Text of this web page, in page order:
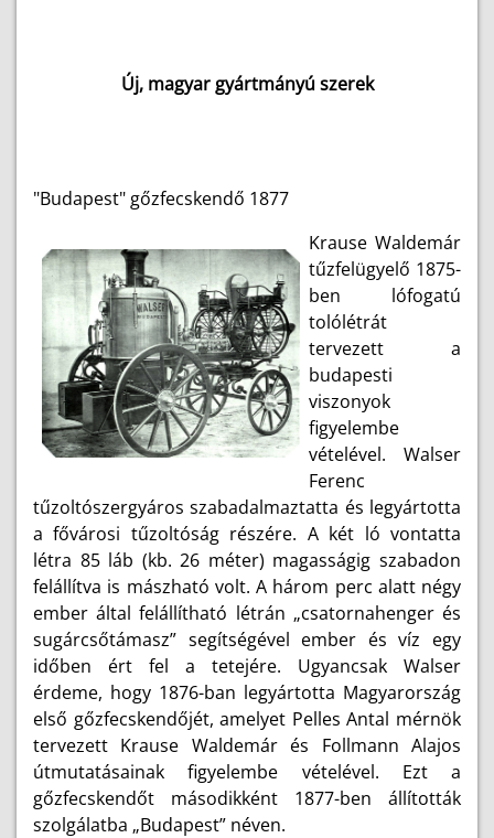
Új, magyar gyártmányú szerek
"Budapest" gőzfecskendő 1877
Krause Waldemár
tűzfelügyelő 1875-
ben lófogatú
tolólétrát
tervezett a
budapesti
viszonyok
figyelembe
vételével. Walser
Ferenc
tűzoltószergyáros szabadalmaztatta és legyártotta
a fővárosi tűzoltóság részére. A két ló vontatta
létra 85 láb (kb. 26 méter) magasságig szabadon
felállítva is mászható volt. A három perc alatt négy
ember által felállítható létrán „csatornahenger és
sugárcsőtámasz” segítségével ember és víz egy
időben ért fel a tetejére. Ugyancsak Walser
érdeme, hogy 1876-ban legyártotta Magyarország
első gőzfecskendőjét, amelyet Pelles Antal mérnök
tervezett Krause Waldemár és Follmann Alajos
útmutatásainak figyelembe vételével. Ezt a
gőzfecskendőt másodikként 1877-ben állították
szolgálatba „Budapest” néven.